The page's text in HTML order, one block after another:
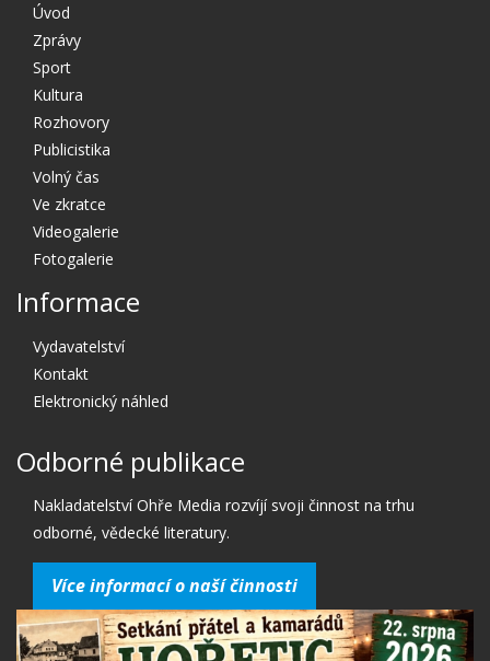
Úvod
Zprávy
Sport
Kultura
Rozhovory
Publicistika
Volný čas
Ve zkratce
Videogalerie
Fotogalerie
Informace
Vydavatelství
Kontakt
Elektronický náhled
Odborné publikace
Nakladatelství Ohře Media rozvíjí svoji činnost na trhu
odborné, vědecké literatury.
Více informací o naší činnosti